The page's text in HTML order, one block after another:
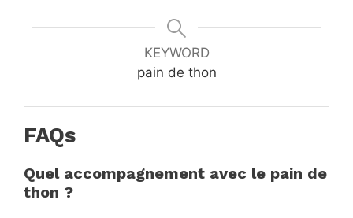
KEYWORD
pain de thon
FAQs
Quel accompagnement avec le pain de
thon ?